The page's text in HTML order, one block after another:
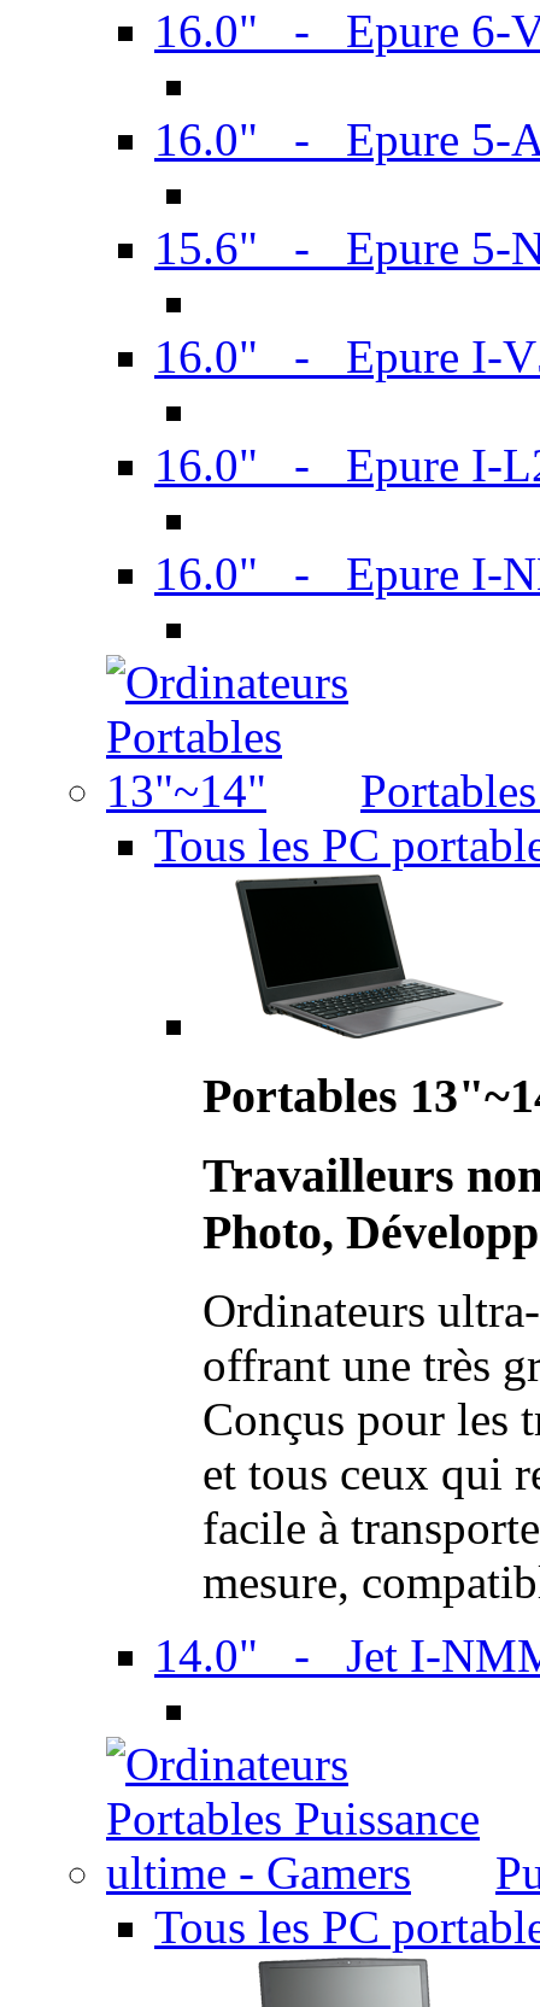
16.0" - Epure 6-
16.0" - Epure 5-
15.6" - Epure 5-
16.0" - Epure I-
16.0" - Epure I-
16.0" - Epure I-
Tous les PC
Portables
Travailleurs
Photo,
Ordinateurs
offrant une très
Conçus pour les
et tous ceux qui
facile à
mesure,
14.0" - Jet I-
Tous les PC